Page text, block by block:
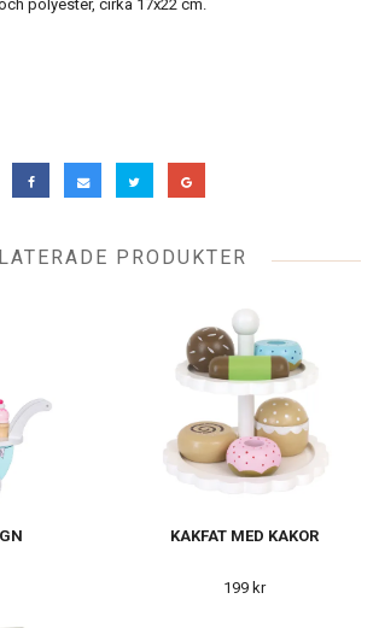
polyester, cirka 17x22 cm.
PRODUKTER
KAKFAT MED KAKOR
199 kr